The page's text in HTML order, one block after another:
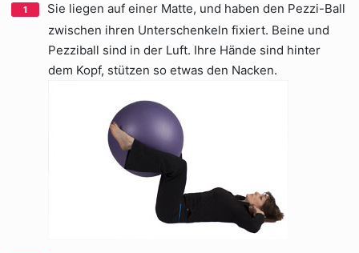
Sie liegen auf einer Matte, und haben den Pezzi-Ball
zwischen ihren Unterschenkeln fixiert. Beine und
Pezziball sind in der Luft. Ihre Hände sind hinter
dem Kopf, stützen so etwas den Nacken.